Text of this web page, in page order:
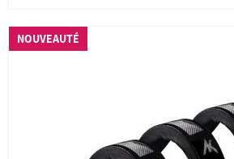
NOUVEAUTÉ